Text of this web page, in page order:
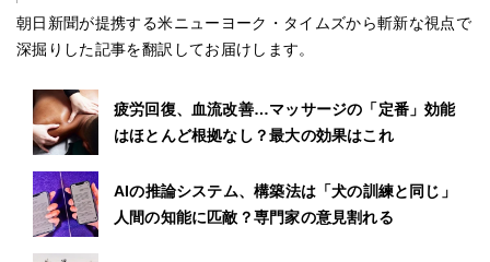
朝日新聞が提携する米ニューヨーク・タイムズから斬新な視点で
深掘りした記事を翻訳してお届けします。
疲労回復、血流改善…マッサージの「定番」効能
はほとんど根拠なし？最大の効果はこれ
AIの推論システム、構築法は「犬の訓練と同じ」
人間の知能に匹敵？専門家の意見割れる